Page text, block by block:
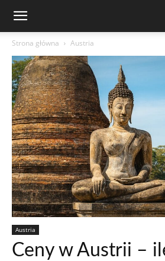
Strona główna Austria
Austria
Ceny w Austrii –